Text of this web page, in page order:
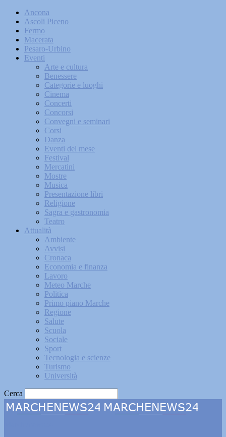
Ancona
Ascoli Piceno
Fermo
Macerata
Pesaro-Urbino
Eventi
Arte e cultura
Benessere
Categorie e luoghi
Cinema
Concerti
Concorsi
Convegni e seminari
Corsi
Danza
Eventi del mese
Festival
Mercatini
Mostre
Musica
Presentazione libri
Religione
Sagra e gastronomia
Teatro
Attualità
Ambiente
Avvisi
Cronaca
Economia e finanza
Lavoro
Meteo Marche
Politica
Primo piano Marche
Regione
Salute
Scuola
Sociale
Sport
Tecnologia e scienze
Turismo
Università
Cerca